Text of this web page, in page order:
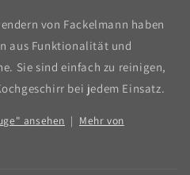
von Fackelmann haben
aus Funktionalität und
Sie sind einfach zu reinigen,
bei jedem Einsatz.
ansehen | Mehr von